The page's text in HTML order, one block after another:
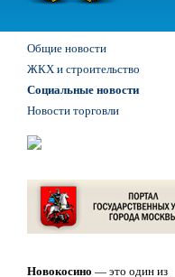
Общие новости
ЖКХ и строительство
Социальные новости
Новости торговли
Новокосино — это один из